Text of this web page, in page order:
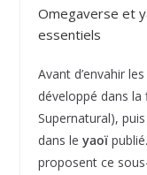
Omegaverse et
essentiels
Avant d’envahir
développé dans la
Supernatural),
dans le yaoï
proposent ce